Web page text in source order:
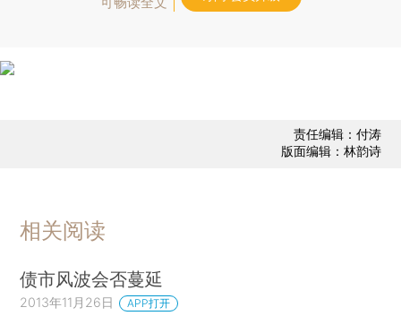
责任编辑：付涛
版面编辑：林韵诗
相关阅读
债市风波会否蔓延
2013年11月26日 APP打开